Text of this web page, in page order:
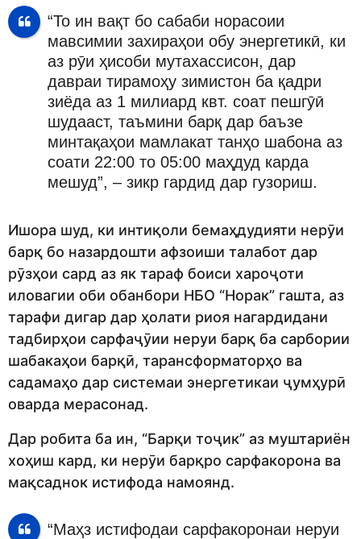
“То ин вақт бо сабаби норасоии
мавсимии захираҳои обу энергетикӣ, ки
аз рӯи ҳисоби мутахассисон, дар
давраи тирамоҳу зимистон ба қадри
зиёда аз 1 милиард квт. соат пешгӯӣ
шудааст, таъмини барқ дар баъзе
минтақаҳои мамлакат танҳо шабона аз
соати 22:00 то 05:00 маҳдуд карда
мешуд”, – зикр гардид дар гузориш.
Ишора шуд, ки интиқоли бемаҳдудияти нерӯи
барқ бо назардошти афзоиши талабот дар
рӯзҳои сард аз як тараф боиси хароҷоти
иловагии оби обанбори НБО “Норак” гашта, аз
тарафи дигар дар ҳолати риоя нагардидани
тадбирҳои сарфаҷӯии неруи барқ ба сарбории
шабакаҳои барқӣ, тарансформаторҳо ва
садамаҳо дар системаи энергетикаи ҷумҳурӣ
оварда мерасонад.
Дар робита ба ин, “Барқи тоҷик” аз муштариён
хоҳиш кард, ки нерӯи барқро сарфакорона ва
мақсаднок истифода намоянд.
“Маҳз истифодаи сарфакоронаи неруи